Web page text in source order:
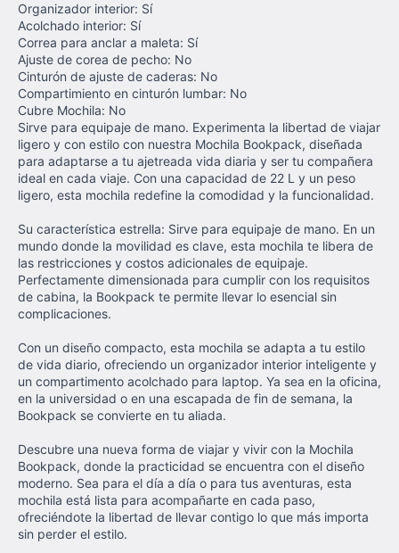
Organizador interior: Sí
Acolchado interior: Sí
Correa para anclar a maleta: Sí
Ajuste de corea de pecho: No
Cinturón de ajuste de caderas: No
Compartimiento en cinturón lumbar: No
Cubre Mochila: No
Sirve para equipaje de mano. Experimenta la libertad de viajar
ligero y con estilo con nuestra Mochila Bookpack, diseñada
para adaptarse a tu ajetreada vida diaria y ser tu compañera
ideal en cada viaje. Con una capacidad de 22 L y un peso
ligero, esta mochila redefine la comodidad y la funcionalidad.
Su característica estrella: Sirve para equipaje de mano. En un
mundo donde la movilidad es clave, esta mochila te libera de
las restricciones y costos adicionales de equipaje.
Perfectamente dimensionada para cumplir con los requisitos
de cabina, la Bookpack te permite llevar lo esencial sin
complicaciones.
Con un diseño compacto, esta mochila se adapta a tu estilo
de vida diario, ofreciendo un organizador interior inteligente y
un compartimento acolchado para laptop. Ya sea en la oficina,
en la universidad o en una escapada de fin de semana, la
Bookpack se convierte en tu aliada.
Descubre una nueva forma de viajar y vivir con la Mochila
Bookpack, donde la practicidad se encuentra con el diseño
moderno. Sea para el día a día o para tus aventuras, esta
mochila está lista para acompañarte en cada paso,
ofreciéndote la libertad de llevar contigo lo que más importa
sin perder el estilo.